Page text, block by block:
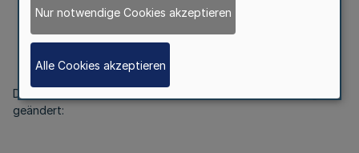
Der RdErl. vom 22.5.1996 (SMBl. NRW. 2055) wird wie folgt
geändert:
Nur notwendige Cookies akzeptieren
Alle Cookies akzeptieren